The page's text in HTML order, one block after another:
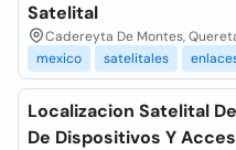
Satelital
Cadereyta De Montes,
mexico
satelitales
Localizacion Satelital
De Dispositivos Y